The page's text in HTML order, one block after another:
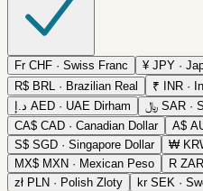
Fr CHF · Swiss Franc ¥ JPY ·
R$ BRL · Brazilian Real ₹ INR ·
د.إ AED · UAE Dirham ﷼ SAR ·
CA$ CAD · Canadian Dollar A$
S$ SGD · Singapore Dollar ₩
MX$ MXN · Mexican Peso R
zł PLN · Polish Zloty kr SEK ·